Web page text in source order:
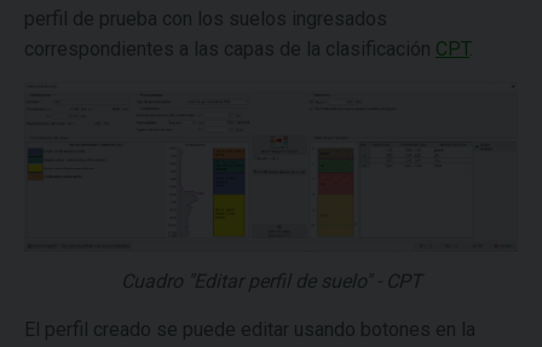
perfil de prueba con los suelos ingresados
correspondientes a las capas de la clasificación CPT.
Cuadro "Editar perfil de suelo" - CPT
El perfil creado se puede editar usando botones en la